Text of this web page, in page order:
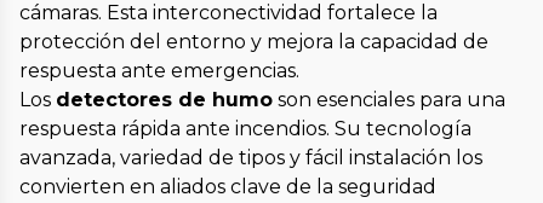
cámaras. Esta interconectividad fortalece la
protección del entorno y mejora la capacidad de
respuesta ante emergencias.
Los detectores de humo son esenciales para una
respuesta rápida ante incendios. Su tecnología
avanzada, variedad de tipos y fácil instalación los
convierten en aliados clave de la seguridad